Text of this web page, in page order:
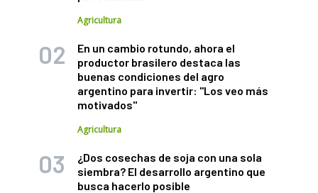
Agricultura
En un cambio rotundo, ahora el
productor brasilero destaca las
buenas condiciones del agro
argentino para invertir: "Los veo más
motivados"
Agricultura
¿Dos cosechas de soja con una sola
siembra? El desarrollo argentino que
busca hacerlo posible